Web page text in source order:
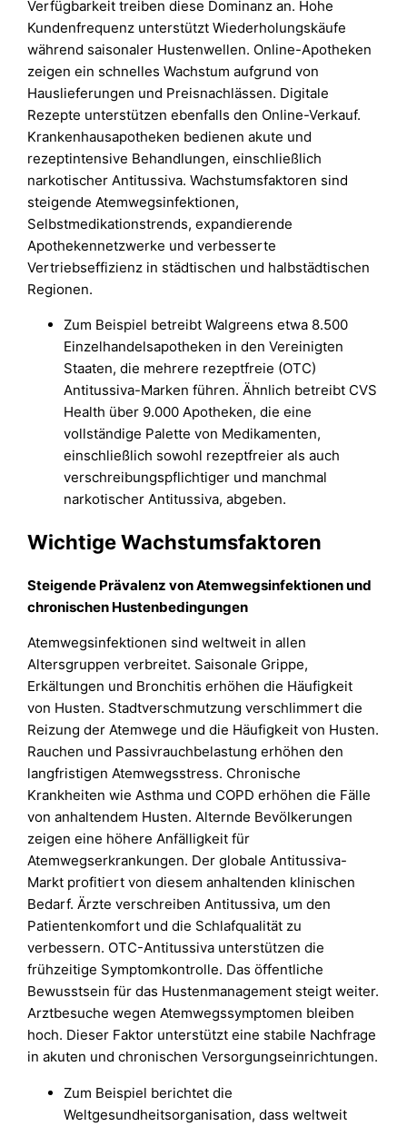
Verfügbarkeit treiben diese Dominanz an. Hohe
Kundenfrequenz unterstützt Wiederholungskäufe
während saisonaler Hustenwellen. Online-Apotheken
zeigen ein schnelles Wachstum aufgrund von
Hauslieferungen und Preisnachlässen. Digitale
Rezepte unterstützen ebenfalls den Online-Verkauf.
Krankenhausapotheken bedienen akute und
rezeptintensive Behandlungen, einschließlich
narkotischer Antitussiva. Wachstumsfaktoren sind
steigende Atemwegsinfektionen,
Selbstmedikationstrends, expandierende
Apothekennetzwerke und verbesserte
Vertriebseffizienz in städtischen und halbstädtischen
Regionen.
Zum Beispiel betreibt Walgreens etwa 8.500
Einzelhandelsapotheken in den Vereinigten
Staaten, die mehrere rezeptfreie (OTC)
Antitussiva-Marken führen. Ähnlich betreibt CVS
Health über 9.000 Apotheken, die eine
vollständige Palette von Medikamenten,
einschließlich sowohl rezeptfreier als auch
verschreibungspflichtiger und manchmal
narkotischer Antitussiva, abgeben.
Wichtige Wachstumsfaktoren
Steigende Prävalenz von Atemwegsinfektionen und
chronischen Hustenbedingungen
Atemwegsinfektionen sind weltweit in allen
Altersgruppen verbreitet. Saisonale Grippe,
Erkältungen und Bronchitis erhöhen die Häufigkeit
von Husten. Stadtverschmutzung verschlimmert die
Reizung der Atemwege und die Häufigkeit von Husten.
Rauchen und Passivrauchbelastung erhöhen den
langfristigen Atemwegsstress. Chronische
Krankheiten wie Asthma und COPD erhöhen die Fälle
von anhaltendem Husten. Alternde Bevölkerungen
zeigen eine höhere Anfälligkeit für
Atemwegserkrankungen. Der globale Antitussiva-
Markt profitiert von diesem anhaltenden klinischen
Bedarf. Ärzte verschreiben Antitussiva, um den
Patientenkomfort und die Schlafqualität zu
verbessern. OTC-Antitussiva unterstützen die
frühzeitige Symptomkontrolle. Das öffentliche
Bewusstsein für das Hustenmanagement steigt weiter.
Arztbesuche wegen Atemwegssymptomen bleiben
hoch. Dieser Faktor unterstützt eine stabile Nachfrage
in akuten und chronischen Versorgungseinrichtungen.
Zum Beispiel berichtet die
Weltgesundheitsorganisation, dass weltweit